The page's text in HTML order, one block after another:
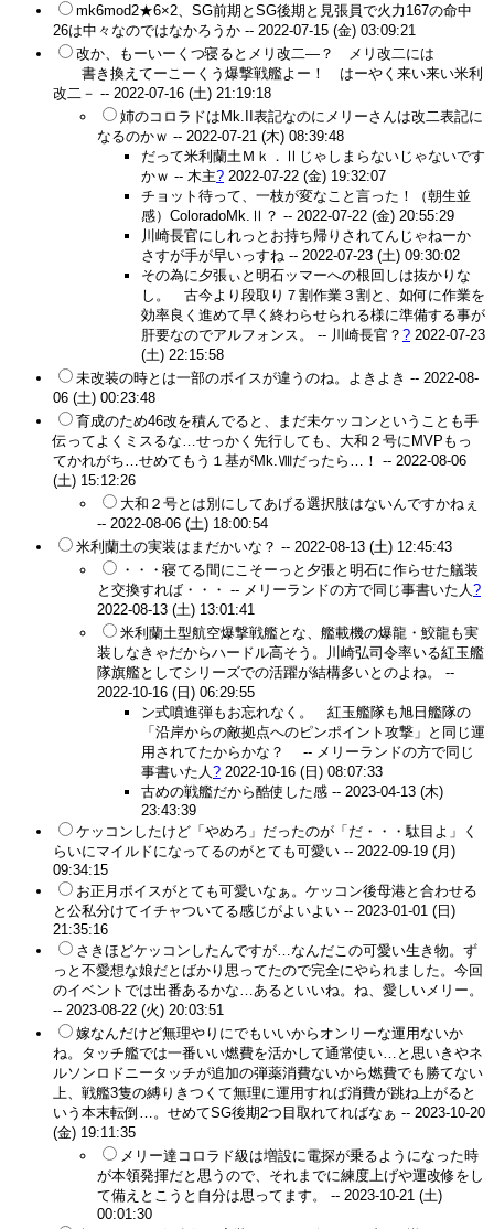
mk6mod2★6×2、SG前期とSG後期と見張員で火力167の命中
26は中々なのではなかろうか -- 2022-07-15 (金) 03:09:21
改か、もーいーくつ寝るとメリ改二―？ メリ改二には
書き換えてーこーくう爆撃戦艦よー！ はーやく来い来い米利
改二－ -- 2022-07-16 (土) 21:19:18
姉のコロラドはMk.II表記なのにメリーさんは改二表記に
なるのかｗ -- 2022-07-21 (木) 08:39:48
だって米利蘭土Ｍｋ．Ⅱじゃしまらないじゃないです
かｗ -- 木主? 2022-07-22 (金) 19:32:07
チョット待って、一枝が変なこと言った！（朝生並
感）ColoradoMk.Ⅱ？ -- 2022-07-22 (金) 20:55:29
川崎長官にしれっとお持ち帰りされてんじゃねーか
さすが手が早いっすね -- 2022-07-23 (土) 09:30:02
その為に夕張ぃと明石ッマーへの根回しは抜かりな
し。 古今より段取り７割作業３割と、如何に作業を
効率良く進めて早く終わらせられる様に準備する事が
肝要なのでアルフォンス。 -- 川崎長官？ ? 2022-07-23
(土) 22:15:58
未改装の時とは一部のボイスが違うのね。よきよき -- 2022-08-
06 (土) 00:23:48
育成のため46改を積んでると、まだ未ケッコンということも手
伝ってよくミスるな…せっかく先行しても、大和２号にMVPもっ
てかれがち…せめてもう１基がMk.Ⅷだったら…！ -- 2022-08-06
(土) 15:12:26
大和２号とは別にしてあげる選択肢はないんですかねぇ
-- 2022-08-06 (土) 18:00:54
米利蘭土の実装はまだかいな？ -- 2022-08-13 (土) 12:45:43
・・・寝てる間にこそーっと夕張と明石に作らせた艤装
と交換すれば・・・ -- メリーランドの方で同じ事書いた人 ?
2022-08-13 (土) 13:01:41
米利蘭土型航空爆撃戦艦とな、艦載機の爆龍・鮫龍も実
装しなきゃだからハードル高そう。川崎弘司令率いる紅玉艦
隊旗艦としてシリーズでの活躍が結構多いとのよね。 --
2022-10-16 (日) 06:29:55
ン式噴進弾もお忘れなく。 紅玉艦隊も旭日艦隊の
「沿岸からの敵拠点へのピンポイント攻撃」と同じ運
用されてたからかな？ -- メリーランドの方で同じ
事書いた人 ? 2022-10-16 (日) 08:07:33
古めの戦艦だから酷使した感 -- 2023-04-13 (木)
23:43:39
ケッコンしたけど「やめろ」だったのが「だ・・・駄目よ」く
らいにマイルドになってるのがとても可愛い -- 2022-09-19 (月)
09:34:15
お正月ボイスがとても可愛いなぁ。ケッコン後母港と合わせる
と公私分けてイチャついてる感じがよいよい -- 2023-01-01 (日)
21:35:16
さきほどケッコンしたんですが…なんだこの可愛い生き物。ず
っと不愛想な娘だとばかり思ってたので完全にやられました。今回
のイベントでは出番あるかな…あるといいね。ね、愛しいメリー。
-- 2023-08-22 (火) 20:03:51
嫁なんだけど無理やりにでもいいからオンリーな運用ないか
ね。タッチ艦では一番いい燃費を活かして通常使い…と思いきやネ
ルソンロドニータッチが追加の弾薬消費ないから燃費でも勝てない
上、戦艦3隻の縛りきつくて無理に運用すれば消費が跳ね上がると
いう本末転倒…。せめてSG後期2つ目取れてればなぁ -- 2023-10-20
(金) 19:11:35
メリー達コロラド級は増設に電探が乗るようになった時
が本領発揮だと思うので、それまでに練度上げや運改修をし
て備えとこうと自分は思ってます。 -- 2023-10-21 (土)
00:01:30